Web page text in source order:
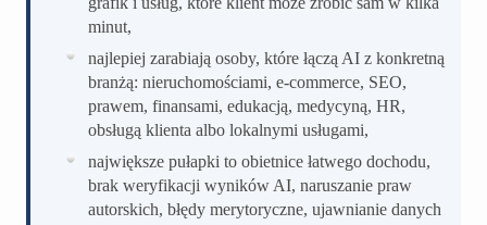
minut,
najlepiej zarabiają osoby, które łączą AI z konkretną
branżą: nieruchomościami, e-commerce, SEO,
prawem, finansami, edukacją, medycyną, HR,
obsługą klienta albo lokalnymi usługami,
największe pułapki to obietnice łatwego dochodu,
brak weryfikacji wyników AI, naruszanie praw
autorskich, błędy merytoryczne, ujawnianie danych